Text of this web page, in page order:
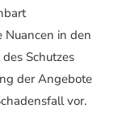
Nuancen in den
Schutzes
der Angebote
vor.